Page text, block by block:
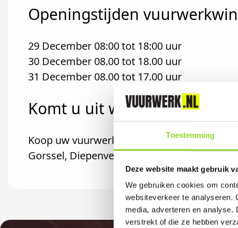
Toestemming
Deze website maakt gebruik
We gebruiken cookies om
websiteverkeer te analyseren.
media, adverteren en analyse.
verstrekt of die ze hebben
Openingstijden
29 December 08:00 tot 18:00 uur
30 December 08.00 tot 18.00 uur
31 December 08.00 tot 17.00 uur
Komt u uit wilp?
Koop uw vuurwerk dan bij Rijwielcenter
Gorssel, Diepenveen of Bussloo komt.